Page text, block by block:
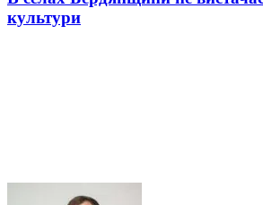
культури